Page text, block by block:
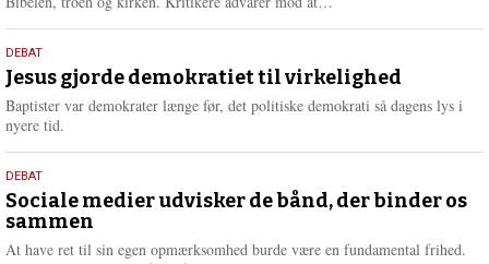
e
r
18.
maj
2026
DEBAT
Jesus gjorde demokratiet til virkelighed
Baptister var demokrater længe før, det politiske demokrati så dagens lys i
nyere tid.
18.
maj
2026
DEBAT
Sociale medier udvisker de bånd, der binder os
sammen
At have ret til sin egen opmærksomhed burde være en fundamental frihed.